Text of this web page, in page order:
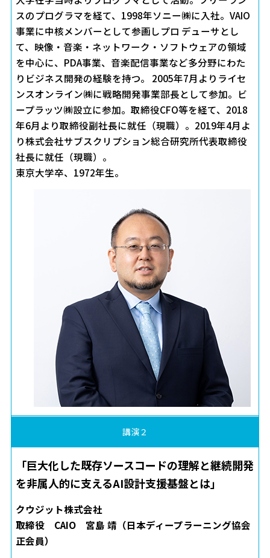
スのプログラマを経て、1998年ソニー㈱に入社。VAIO
事業に中核メンバーとして参画しプロ デューサとし
て、映像・音楽・ネットワーク・ソフトウェアの領域
を中心に、PDA事業、音楽配信事業など多分野にわた
りビジネス開発の経験を持つ。 2005年7月よりライセ
ンスオンライン㈱に戦略開発事業部長として参加。ビ
ープラッツ㈱設立に参加。取締役CFO等を経て、2018
年6月より取締役副社長に就任（現職）。2019年4月よ
り株式会社サブスクリプション総合研究所代表取締役
社長に就任（現職）。
東京大学卒、1972年生。
講演２
「巨大化した既存ソースコードの理解と継続開発
を非属人的に支えるAI設計支援基盤とは」
クウジット株式会社
取締役 CAIO 宮島 靖（日本ディープラーニング協会
正会員）